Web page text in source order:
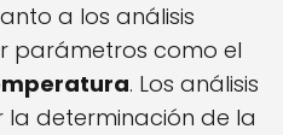
a los análisis
parámetros como el
. Los análisis
la determinación de la